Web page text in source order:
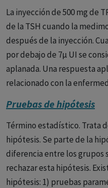
La inyección de 500 mg de
de la TSH cuando la
después de la inyección.
por debajo de 7µ UI se
aplanada. Una respuesta
relacionado con la
Pruebas de hipótesis
Término estadístico. Trata
hipótesis. Se parte de la
diferencia entre los grupos
rechazar esta hipótesis.
hipótesis: 1) pruebas